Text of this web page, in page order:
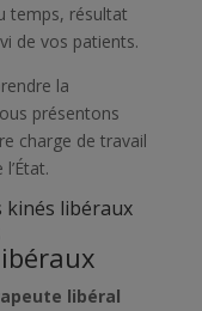
temps, résultat
de vos patients.
la
présentons
charge de travail
kinés libéraux
libéral